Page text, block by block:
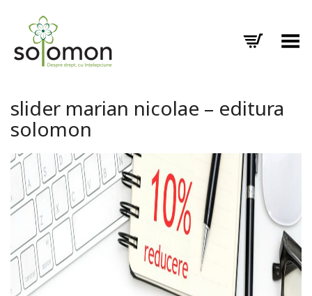
Toggle Menu
slider marian nicolae – editura
solomon